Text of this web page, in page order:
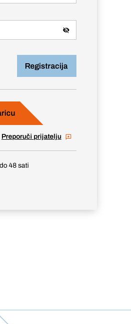
Registracija
Preporuči prijatelju
48 sati